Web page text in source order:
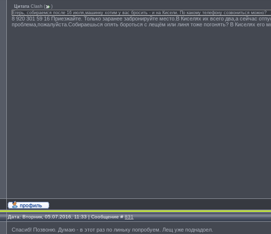
Цитата Clash (
)
Егерь, собираемся после 16 июля,машинку хотим у вас бросить - и на Кисели. По какому телефону созвониться можно?
8 920 301 59 16 Приезжайте. Только заранее забронируйте место.В Киселях их всего два,а сейчас
проблема,пожалуйста.Собираешься опять бороться с лещём или линя тоже погонять? В Киселях его
Дата: Вторник, 05.07.2016, 11:33 | Сообщение #831
Спасиб! Позвоню. Думаю - в этот раз по линьку попробуем. Лещ уже поднадоел.